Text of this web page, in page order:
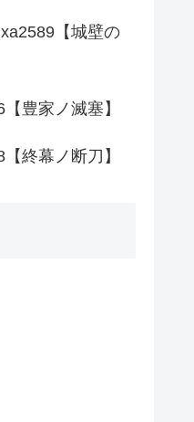
【城壁の
豊家ノ滅塞】
終幕ノ断刀】